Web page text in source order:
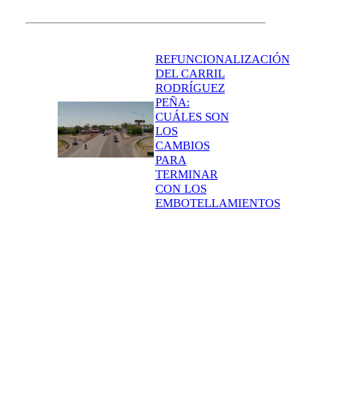
REFUNCIONALIZACIÓN
DEL CARRIL
RODRÍGUEZ
PEÑA:
CUÁLES SON
LOS
CAMBIOS
PARA
TERMINAR
CON LOS
EMBOTELLAMIENTOS